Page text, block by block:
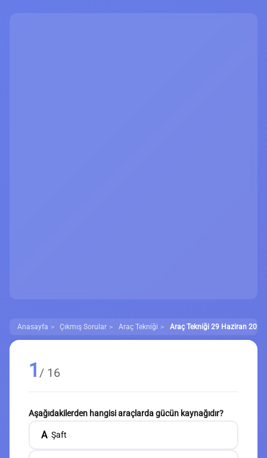
Anasayfa Çıkmış Sorular Araç Tekniği Araç Tekniği 29 Haziran 2022
1 / 16
Aşağıdakilerden hangisi araçlarda gücün kaynağıdır?
A Şaft